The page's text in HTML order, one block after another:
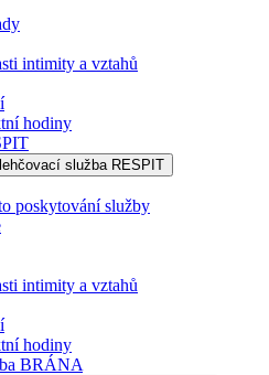
intimity a vztahů
hodiny
služba RESPIT
poskytování služby
intimity a vztahů
hodiny
BRÁNA